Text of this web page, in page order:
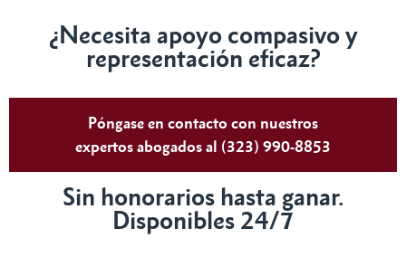
¿Necesita apoyo compasivo y
representación eficaz?
Póngase en contacto con nuestros
expertos abogados al (323) 990-8853
Sin honorarios hasta ganar.
Disponibles 24/7